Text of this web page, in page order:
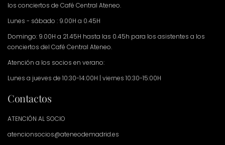
los conciertos de Café Central Ateneo.
Lunes - sábado : 9.00H a 0.45H
Domingo: 9.00H a 21.45H hasta las 0.45h para los asistentes a los
conciertos del Café Central Ateneo.
Atención a los socios en verano:
Lunes a jueves de 10:30-14:00H | viernes 10:30-15:00H
Contactos
ATENCIÓN AL SOCIO
atencionsocios@ateneodemadrid.es